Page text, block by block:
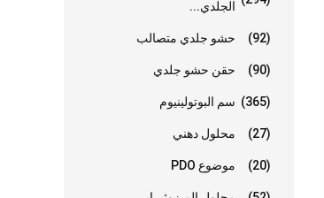
الجلدي...
حشو جلدي متصالب (92)
حقن حشو جلدي (90)
سم البوتولينيوم (365)
محلول دهني (27)
موضوع PDO (20)